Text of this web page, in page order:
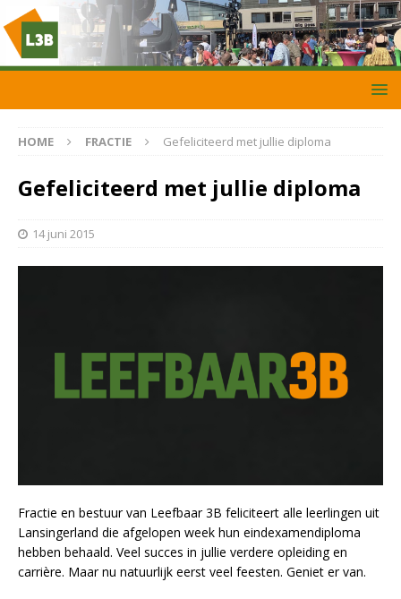
HOME FRACTIE Gefeliciteerd met jullie diploma
Gefeliciteerd met jullie diploma
14 juni 2015
Fractie en bestuur van Leefbaar 3B feliciteert alle leerlingen uit
Lansingerland die afgelopen week hun eindexamendiploma
hebben behaald. Veel succes in jullie verdere opleiding en
carrière. Maar nu natuurlijk eerst veel feesten. Geniet er van.